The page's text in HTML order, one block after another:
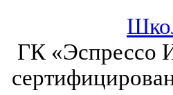
ГК «Эспрессо